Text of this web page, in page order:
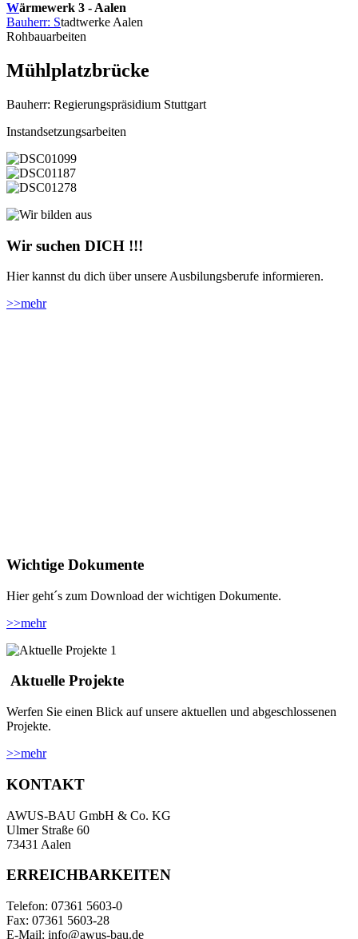
Wärmewerk 3 - Aalen
Bauherr: Stadtwerke Aalen
Rohbauarbeiten
Mühlplatzbrücke
Bauherr: Regierungspräsidium Stuttgart
Instandsetzungsarbeiten
Wir suchen DICH !!!
Hier kannst du dich über unsere Ausbilungsberufe informieren.
>>mehr
Wichtige Dokumente
Hier geht´s zum Download der wichtigen Dokumente.
>>mehr
Aktuelle Projekte
Werfen Sie einen Blick auf unsere aktuellen und abgeschlossenen
Projekte.
>>mehr
KONTAKT
AWUS-BAU GmbH & Co. KG
Ulmer Straße 60
73431 Aalen
ERREICHBARKEITEN
Telefon: 07361 5603-0
Fax: 07361 5603-28
E-Mail: info@awus-bau.de